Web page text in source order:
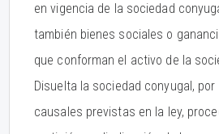
en vigencia de la sociedad
también bienes sociales o
que conforman el activo de la
Disuelta la sociedad conyugal,
causales previstas en la ley,